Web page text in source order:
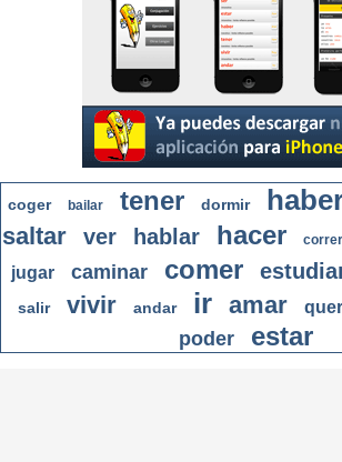
coger bailar tener dormir
saltar
ver hablar hacer correr
jugar caminar comer
salir vivir andar ir amar
poder estar